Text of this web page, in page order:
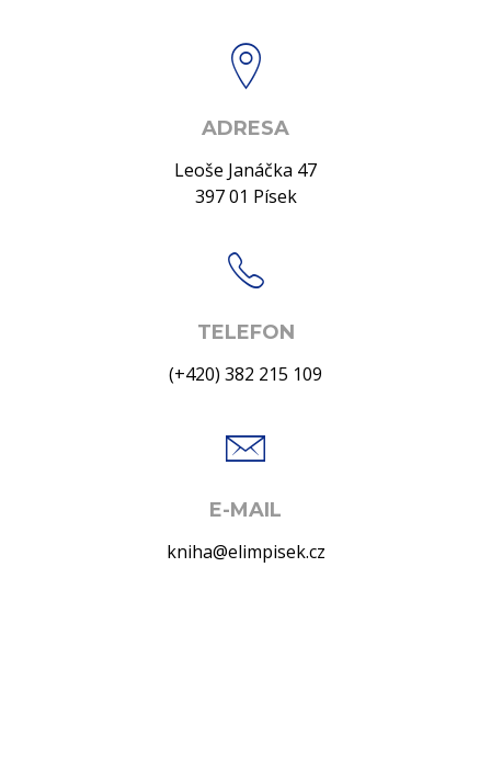
ADRESA
Leoše Janáčka 47
397 01 Písek
TELEFON
(+420) 382 215 109
E-MAIL
kniha@elimpisek.cz